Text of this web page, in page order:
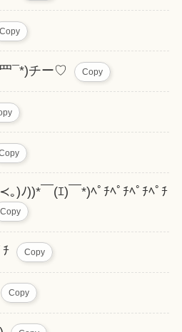
Copy
¯*)チー♡ Copy
)ﾉ))*⁠￣⁠(⁠ｴ⁠)⁠￣⁠*⁠)ﾍﾟﾁﾍﾟﾁﾍﾟﾁﾍﾟﾁ
Copy
ﾁ Copy
Copy